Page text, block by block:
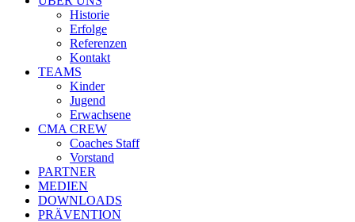
Historie
Erfolge
Referenzen
Kontakt
TEAMS
Kinder
Jugend
Erwachsene
CMA CREW
Coaches Staff
Vorstand
PARTNER
MEDIEN
DOWNLOADS
PRÄVENTION